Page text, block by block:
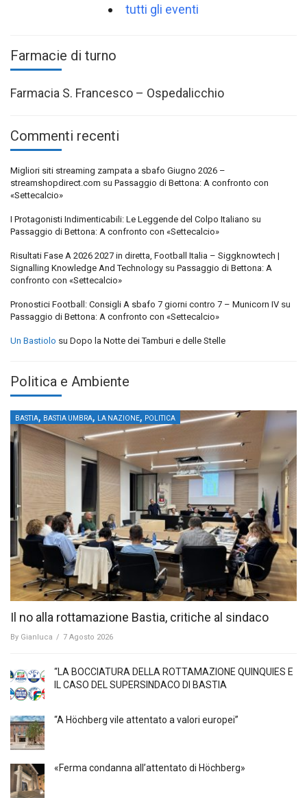
tutti gli eventi
Farmacie di turno
Farmacia S. Francesco – Ospedalicchio
Commenti recenti
Migliori siti streaming zampata a sbafo Giugno 2026 –
streamshopdirect.com su Passaggio di Bettona: A confronto con
«Settecalcio»
I Protagonisti Indimenticabili: Le Leggende del Colpo Italiano su
Passaggio di Bettona: A confronto con «Settecalcio»
Risultati Fase A 2026 2027 in diretta, Football Italia – Siggknowtech |
Signalling Knowledge And Technology su Passaggio di Bettona: A
confronto con «Settecalcio»
Pronostici Football: Consigli A sbafo 7 giorni contro 7 – Municorn IV su
Passaggio di Bettona: A confronto con «Settecalcio»
Un Bastiolo su Dopo la Notte dei Tamburi e delle Stelle
Politica e Ambiente
BASTIA, BASTIA UMBRA, LA NAZIONE, POLITICA
Il no alla rottamazione Bastia, critiche al sindaco
By Gianluca / 7 Agosto 2026
“LA BOCCIATURA DELLA ROTTAMAZIONE QUINQUIES E
IL CASO DEL SUPERSINDACO DI BASTIA
“A Höchberg vile attentato a valori europei”
«Ferma condanna all’attentato di Höchberg»